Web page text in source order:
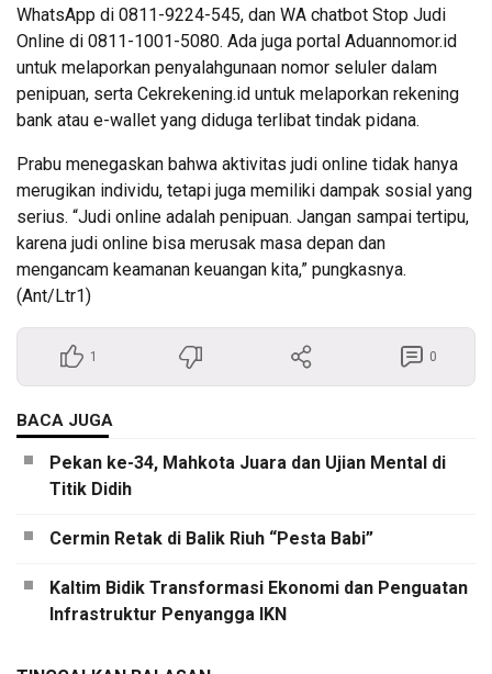
WhatsApp di 0811-9224-545, dan WA chatbot Stop Judi
Online di 0811-1001-5080. Ada juga portal Aduannomor.id
untuk melaporkan penyalahgunaan nomor seluler dalam
penipuan, serta Cekrekening.id untuk melaporkan rekening
bank atau e-wallet yang diduga terlibat tindak pidana.
Prabu menegaskan bahwa aktivitas judi online tidak hanya
merugikan individu, tetapi juga memiliki dampak sosial yang
serius. “Judi online adalah penipuan. Jangan sampai tertipu,
karena judi online bisa merusak masa depan dan
mengancam keamanan keuangan kita,” pungkasnya.
(Ant/Ltr1)
1 0
BACA JUGA
Pekan ke-34, Mahkota Juara dan Ujian Mental di
Titik Didih
Cermin Retak di Balik Riuh “Pesta Babi”
Kaltim Bidik Transformasi Ekonomi dan Penguatan
Infrastruktur Penyangga IKN